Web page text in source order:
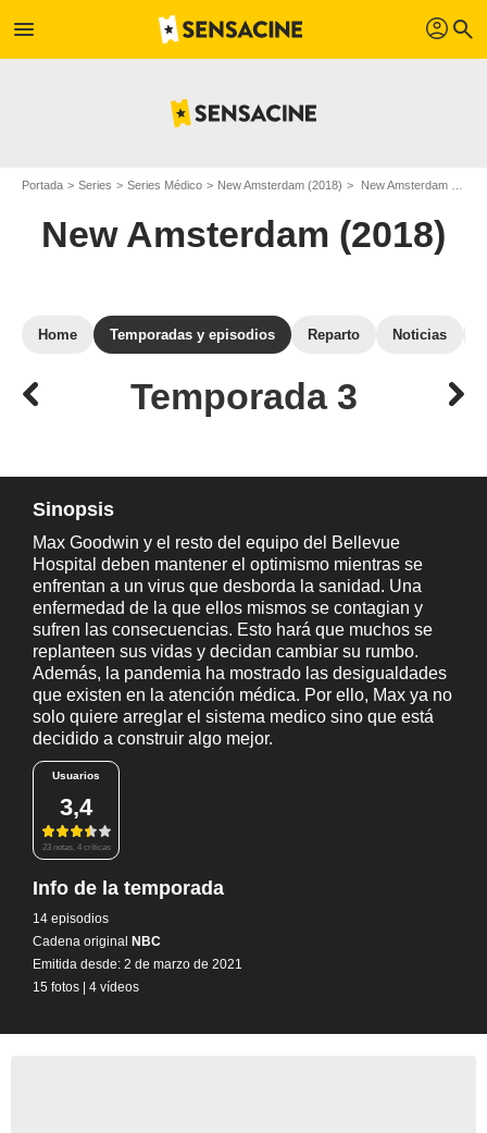
menu profil search
Portada Series Series Médico New Amsterdam (2018) New Amsterdam (2018): episodios de la temporada 3
New Amsterdam (2018)
Home Temporadas y episodios Reparto Noticias
Temporada 3
Sinopsis
Max Goodwin y el resto del equipo del Bellevue
Hospital deben mantener el optimismo mientras se
enfrentan a un virus que desborda la sanidad. Una
enfermedad de la que ellos mismos se contagian y
sufren las consecuencias. Esto hará que muchos se
replanteen sus vidas y decidan cambiar su rumbo.
Además, la pandemia ha mostrado las desigualdades
que existen en la atención médica. Por ello, Max ya no
solo quiere arreglar el sistema medico sino que está
decidido a construir algo mejor.
Usuarios
3,4
23 notas, 4 críticas
Info de la temporada
14 episodios
Cadena original NBC
Emitida desde: 2 de marzo de 2021
15 fotos | 4 vídeos